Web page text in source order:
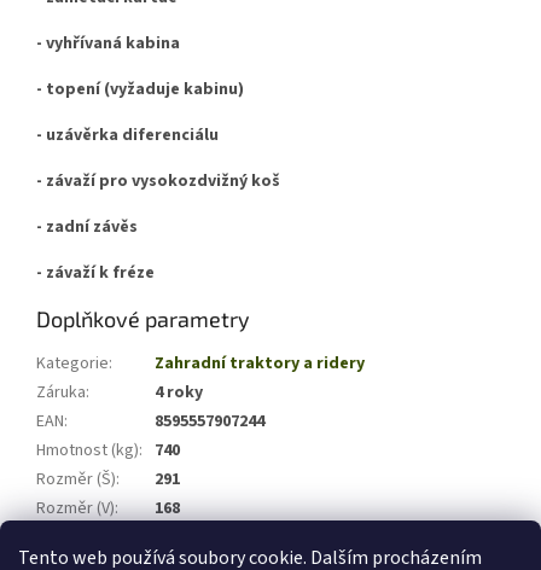
Tento web používá soubory cookie. Dalším procházením
- vyhřívaná kabina
- topení (vyžaduje kabinu)
- uzávěrka diferenciálu
- závaží pro vysokozdvižný koš
- zadní závěs
- závaží k fréze
Doplňkové parametry
Kategorie:
Zahradní traktory a ridery
Záruka:
4 roky
EAN:
8595557907244
Hmotnost (kg): 740
Rozměr (Š):
291
Rozměr (V):
168